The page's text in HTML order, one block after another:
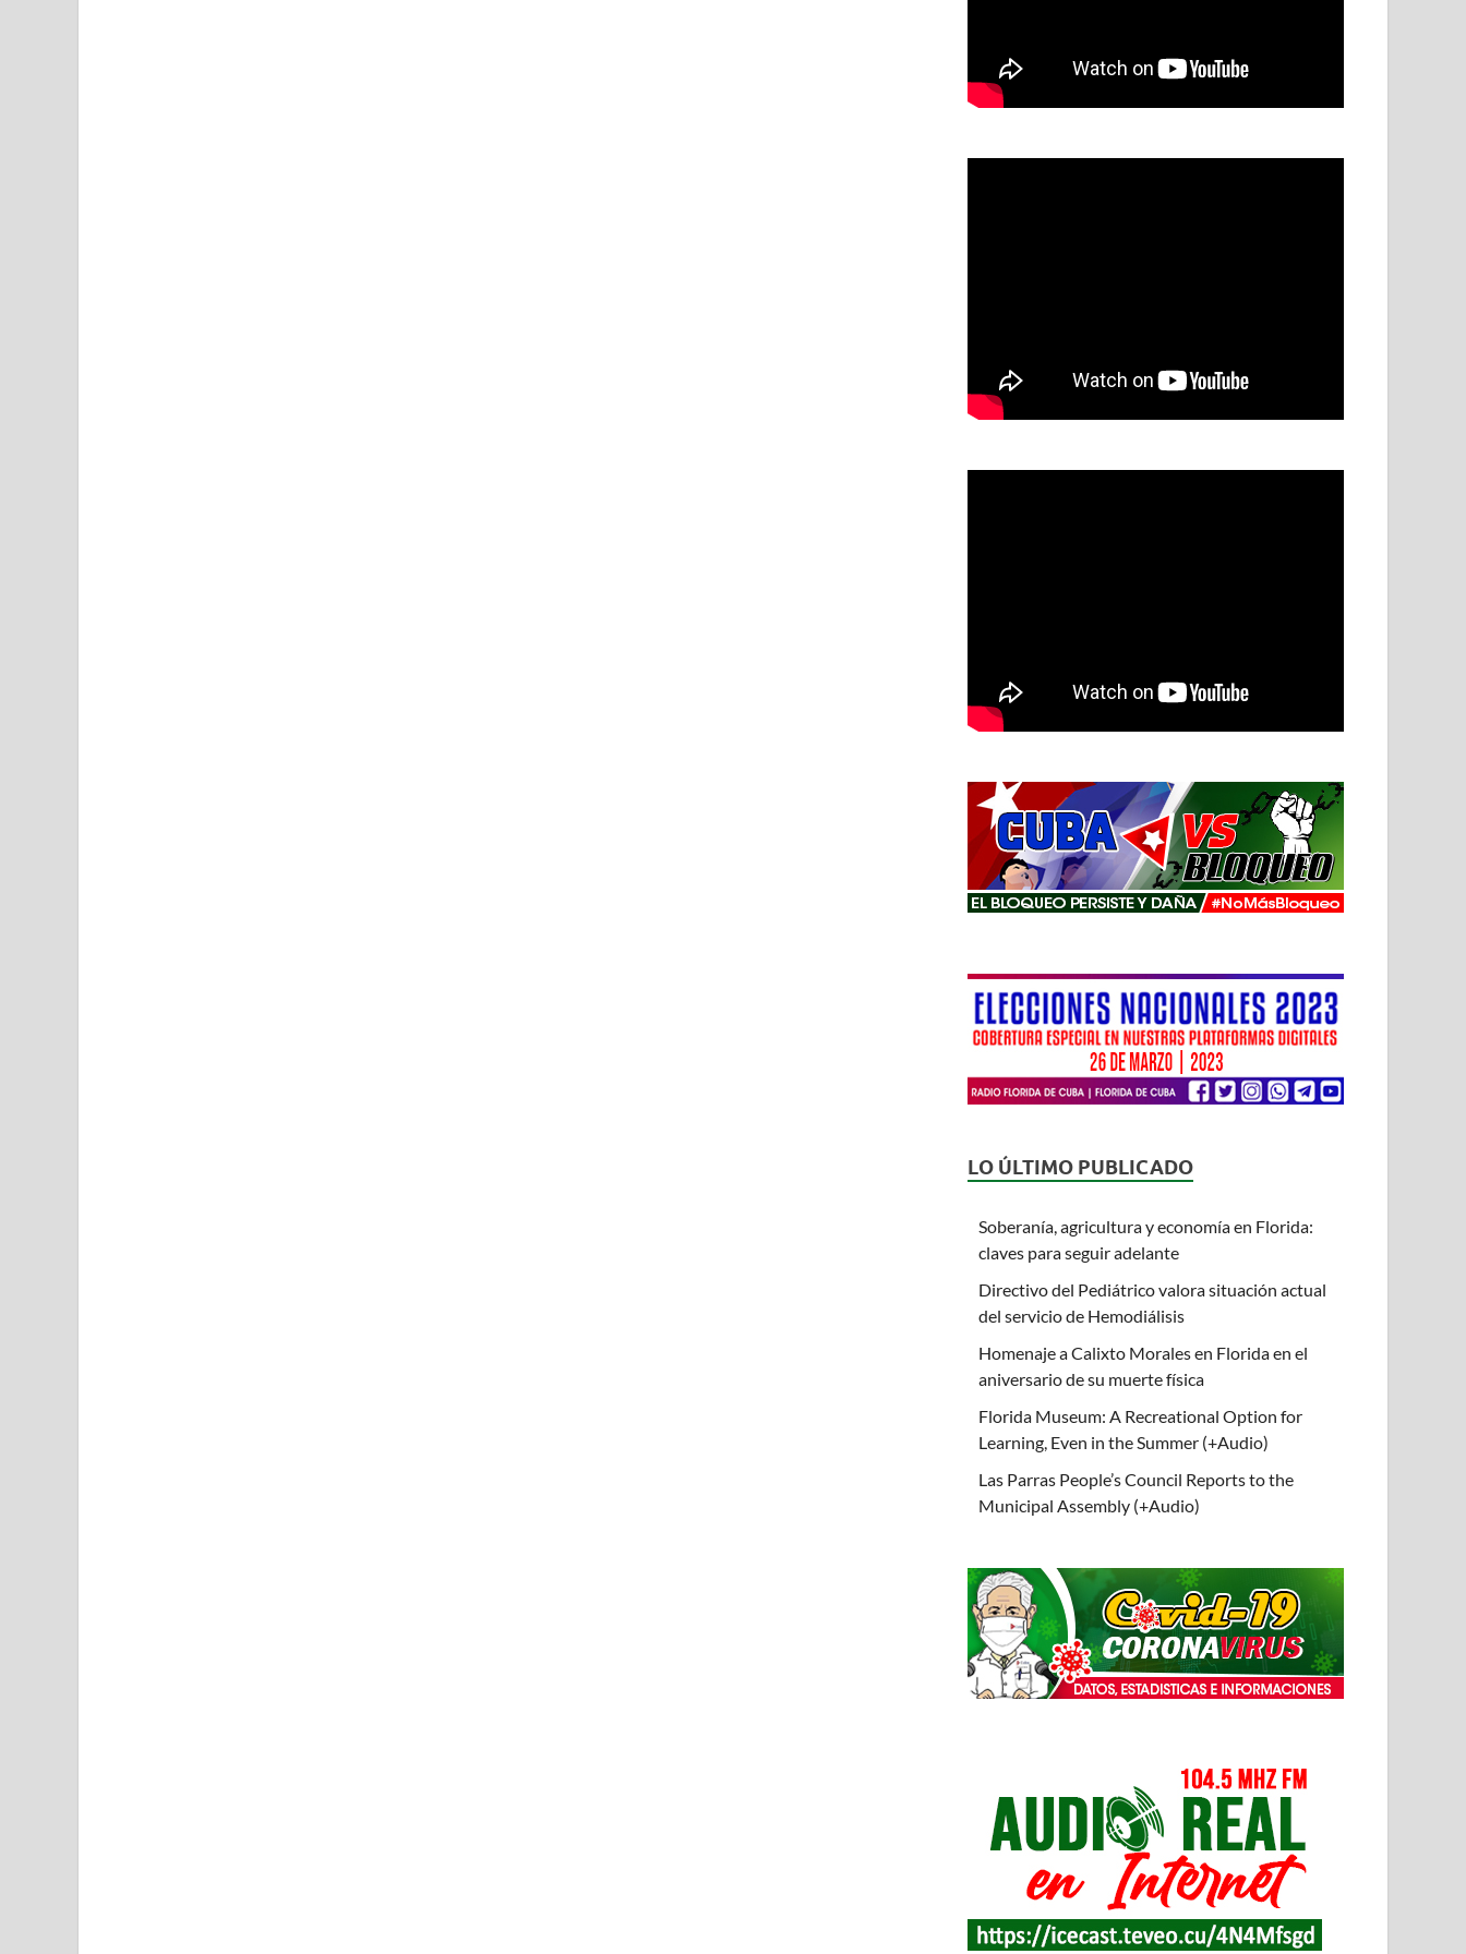
LO ÚLTIMO PUBLICADO
Soberanía, agricultura y economía en Florida:
claves para seguir adelante
Directivo del Pediátrico valora situación actual
del servicio de Hemodiálisis
Homenaje a Calixto Morales en Florida en el
aniversario de su muerte física
Florida Museum: A Recreational Option for
Learning, Even in the Summer (+Audio)
Las Parras People’s Council Reports to the
Municipal Assembly (+Audio)